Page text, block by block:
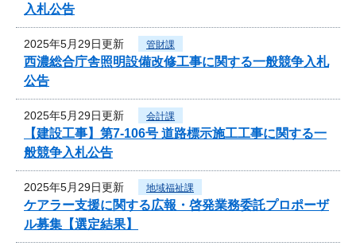
入札公告
2025年5月29日更新 管財課
西濃総合庁舎照明設備改修工事に関する一般競争入札
公告
2025年5月29日更新 会計課
【建設工事】第7-106号 道路標示施工工事に関する一
般競争入札公告
2025年5月29日更新 地域福祉課
ケアラー支援に関する広報・啓発業務委託プロポーザ
ル募集【選定結果】